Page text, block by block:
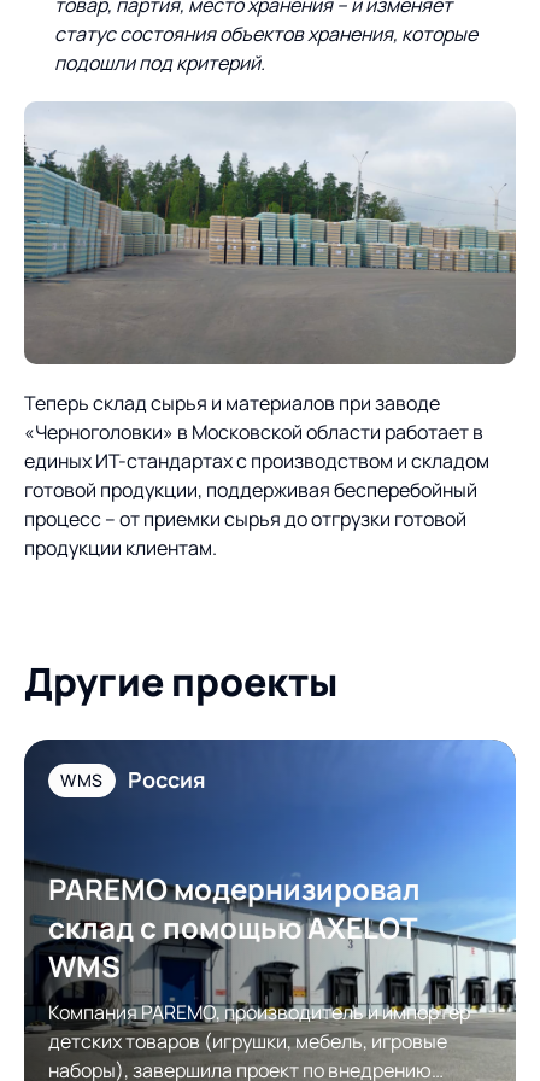
статус состояния объектов хранения, которые
подошли под критерий.
Теперь склад сырья и материалов при заводе
«Черноголовки» в Московской области работает в
единых ИТ-стандартах с производством и складом
готовой продукции, поддерживая бесперебойный
процесс – от приемки сырья до отгрузки готовой
продукции клиентам.
Другие проекты
WMS Россия
PAREMO модернизировал
склад с помощью AXELOT
WMS
Компания PAREMO, производитель и импортер
детских товаров (игрушки, мебель, игровые
наборы), завершила проект по внедрению